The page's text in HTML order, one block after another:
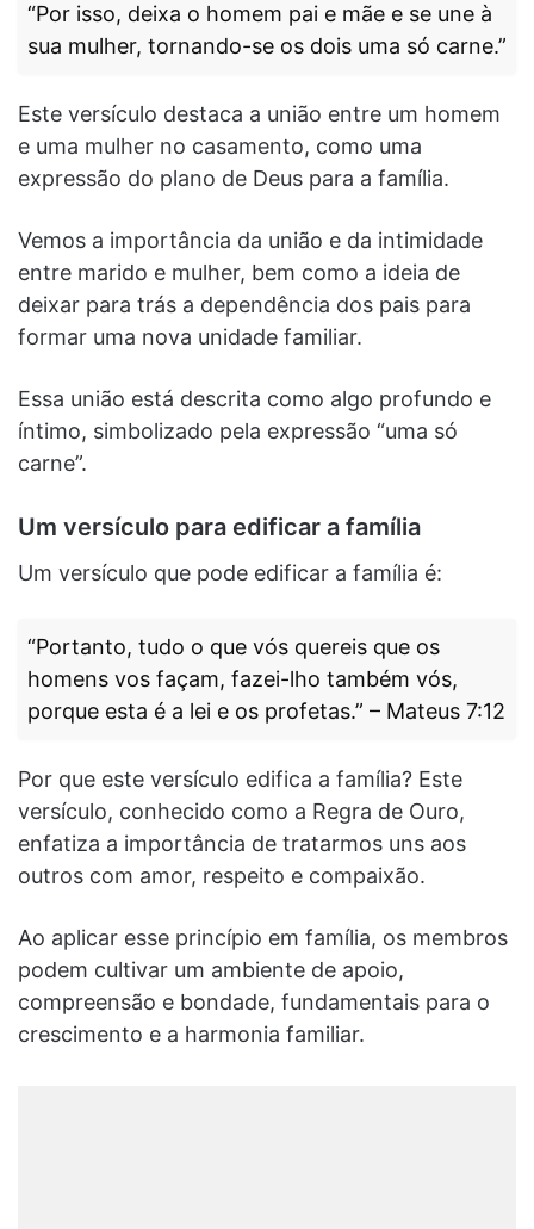
“Por isso, deixa o homem pai e mãe e se une à
sua mulher, tornando-se os dois uma só carne.”
Este versículo destaca a união entre um homem
e uma mulher no casamento, como uma
expressão do plano de Deus para a família.
Vemos a importância da união e da intimidade
entre marido e mulher, bem como a ideia de
deixar para trás a dependência dos pais para
formar uma nova unidade familiar.
Essa união está descrita como algo profundo e
íntimo, simbolizado pela expressão “uma só
carne”.
Um versículo para edificar a família
Um versículo que pode edificar a família é:
“Portanto, tudo o que vós quereis que os
homens vos façam, fazei-lho também vós,
porque esta é a lei e os profetas.” – Mateus 7:12
Por que este versículo edifica a família? Este
versículo, conhecido como a Regra de Ouro,
enfatiza a importância de tratarmos uns aos
outros com amor, respeito e compaixão.
Ao aplicar esse princípio em família, os membros
podem cultivar um ambiente de apoio,
compreensão e bondade, fundamentais para o
crescimento e a harmonia familiar.